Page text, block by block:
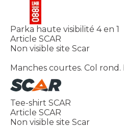
Parka haute visibilité 4 en 1
Article SCAR
Non visible site Scar
Manches courtes. Col rond.
Tee-shirt SCAR
Article SCAR
Non visible site Scar